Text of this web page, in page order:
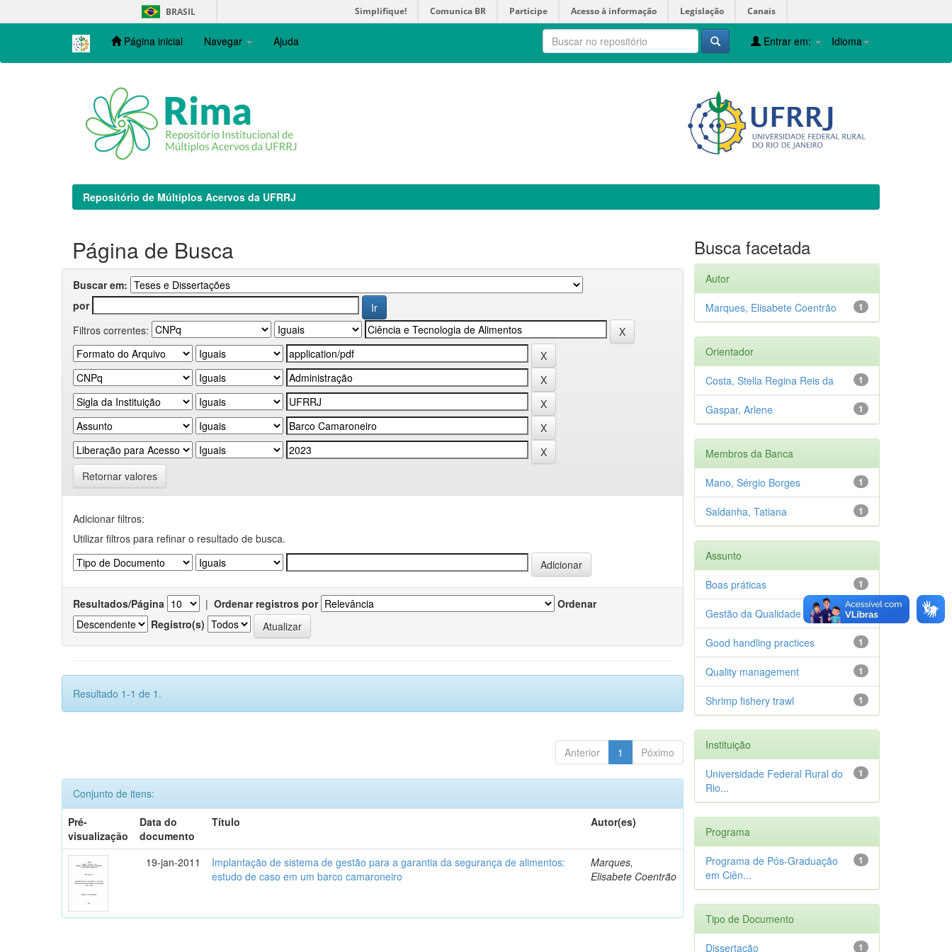
navigation
BRASIL Simplifique! Comunica BR Participe Acesso à informação Legislação Canais
Página inicial Navegar Ajuda Idioma
Entrar em:
Repositório de Múltiplos Acervos da UFRRJ
Página de Busca
Buscar em:
por
Filtros correntes:
Retornar valores
Adicionar filtros:
Utilizar filtros para refinar o resultado de busca.
Resultados/Página | Ordenar registros por
Ordenar
Registro(s)
Resultado 1-1 de 1.
Anterior 1 Póximo
Conjunto de itens:
Pré-
visualização
Data do
documento
Título Autor(es)
19-jan-2011
Implantação de sistema de gestão para a garantia da segurança de alimentos:
estudo de caso em um barco camaroneiro
Marques,
Elisabete Coentrão
Busca facetada
Autor
1
Marques, Elisabete Coentrão
Orientador
1
Costa, Stella Regina Reis da
1
Gaspar, Arlene
Membros da Banca
1
Mano, Sérgio Borges
1
Saldanha, Tatiana
Assunto
1
Boas práticas
1
Gestão da Qualidade
1
Good handling practices
1
Quality management
1
Shrimp fishery trawl
Instituição
1
Universidade Federal Rural do
Rio...
Programa
1
Programa de Pós-Graduação
em Ciên...
Tipo de Documento
1
Dissertação